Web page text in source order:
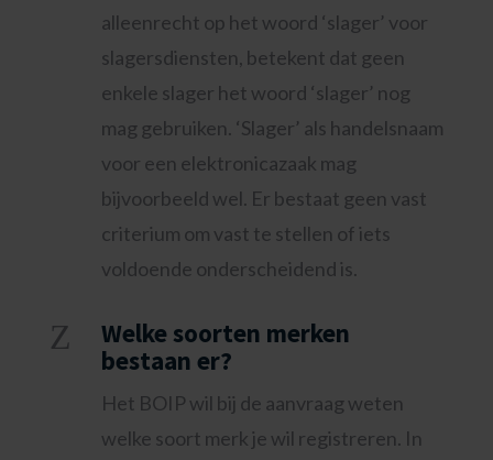
alleenrecht op het woord ‘slager’ voor
slagersdiensten, betekent dat geen
enkele slager het woord ‘slager’ nog
mag gebruiken. ‘Slager’ als handelsnaam
voor een elektronicazaak mag
bijvoorbeeld wel. Er bestaat geen vast
criterium om vast te stellen of iets
voldoende onderscheidend is.
Z
Welke soorten merken
bestaan er?
Het BOIP wil bij de aanvraag weten
welke soort merk je wil registreren. In